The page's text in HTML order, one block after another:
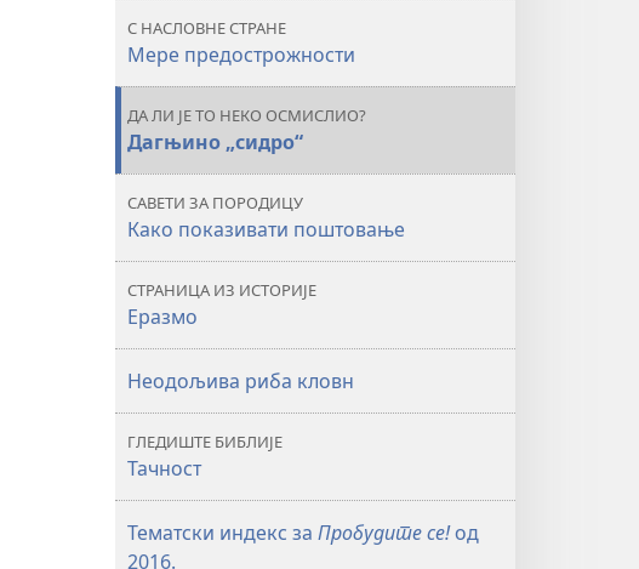
од
болести
од
болести
С НАСЛОВНЕ СТРАНЕ
Мере предострожности
ДА ЛИ ЈЕ ТО НЕКО ОСМИСЛИО?
Дагњино „сидро“
САВЕТИ ЗА ПОРОДИЦУ
Како показивати поштовање
СТРАНИЦА ИЗ ИСТОРИЈЕ
Еразмо
Неодољива риба кловн
ГЛЕДИШТЕ БИБЛИЈЕ
Тачност
Тематски индекс за Пробудите се!од
2016.